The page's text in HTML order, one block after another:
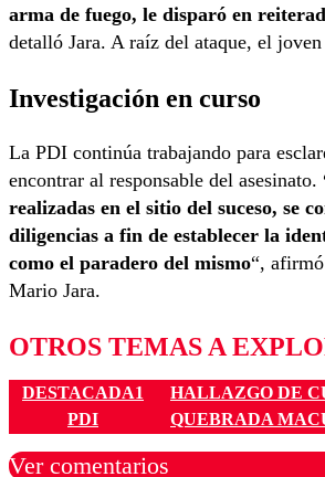
arma de fuego, le disparó en
detalló Jara. A raíz del ataque, el
Investigación en curso
La PDI continúa trabajando para
encontrar al responsable del asesinato.
realizadas en el sitio del suceso, se
diligencias a fin de establecer la
como el paradero del mismo“,
Mario Jara.
OTROS TEMAS A
DESTACADA1
HALLAZGO DE
PDI
QUEBRADA
Ver comentarios